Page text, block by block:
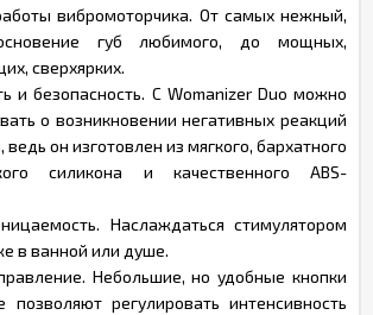
вибромоторчика. От самых нежный,
губ любимого, до мощных,
сверхярких.
и безопасность. С Womanizer Duo можно
о возникновении негативных реакций
ведь он изготовлен из мягкого, бархатного
силикона и качественного ABS-
Наслаждаться стимулятором
в ванной или душе.
Небольшие, но удобные кнопки
позволяют регулировать интенсивность